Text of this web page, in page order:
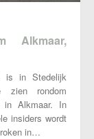
Alkmaar,
is in Stedelijk
zien rondom
in Alkmaar. In
insiders wordt
in…